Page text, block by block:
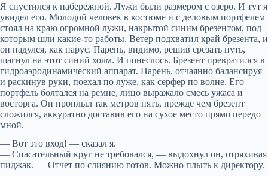
Я спустился к набережной. Лужи были размером с озеро. И тут я
увидел его. Молодой человек в костюме и с деловым портфелем
стоял на краю огромной лужи, накрытой синим брезентом, под
которым шли какие-то работы. Ветер подхватил край брезента, и
он надулся, как парус. Парень, видимо, решив срезать путь,
шагнул на этот синий холм. И понеслось. Брезент превратился в
гидроаэродинамический аппарат. Парень, отчаянно балансируя
и раскинув руки, поехал по луже, как серфер по волне. Его
портфель болтался на ремне, лицо выражало смесь ужаса и
восторга. Он проплыл так метров пять, прежде чем брезент
сложился, аккуратно доставив его на сухое место прямо передо
мной.
— Вот это вход! — сказал я.
— Спасательный круг не требовался, — выдохнул он, отряхивая
пиджак. — Отчет по слиянию готов. Можно плыть к директору.